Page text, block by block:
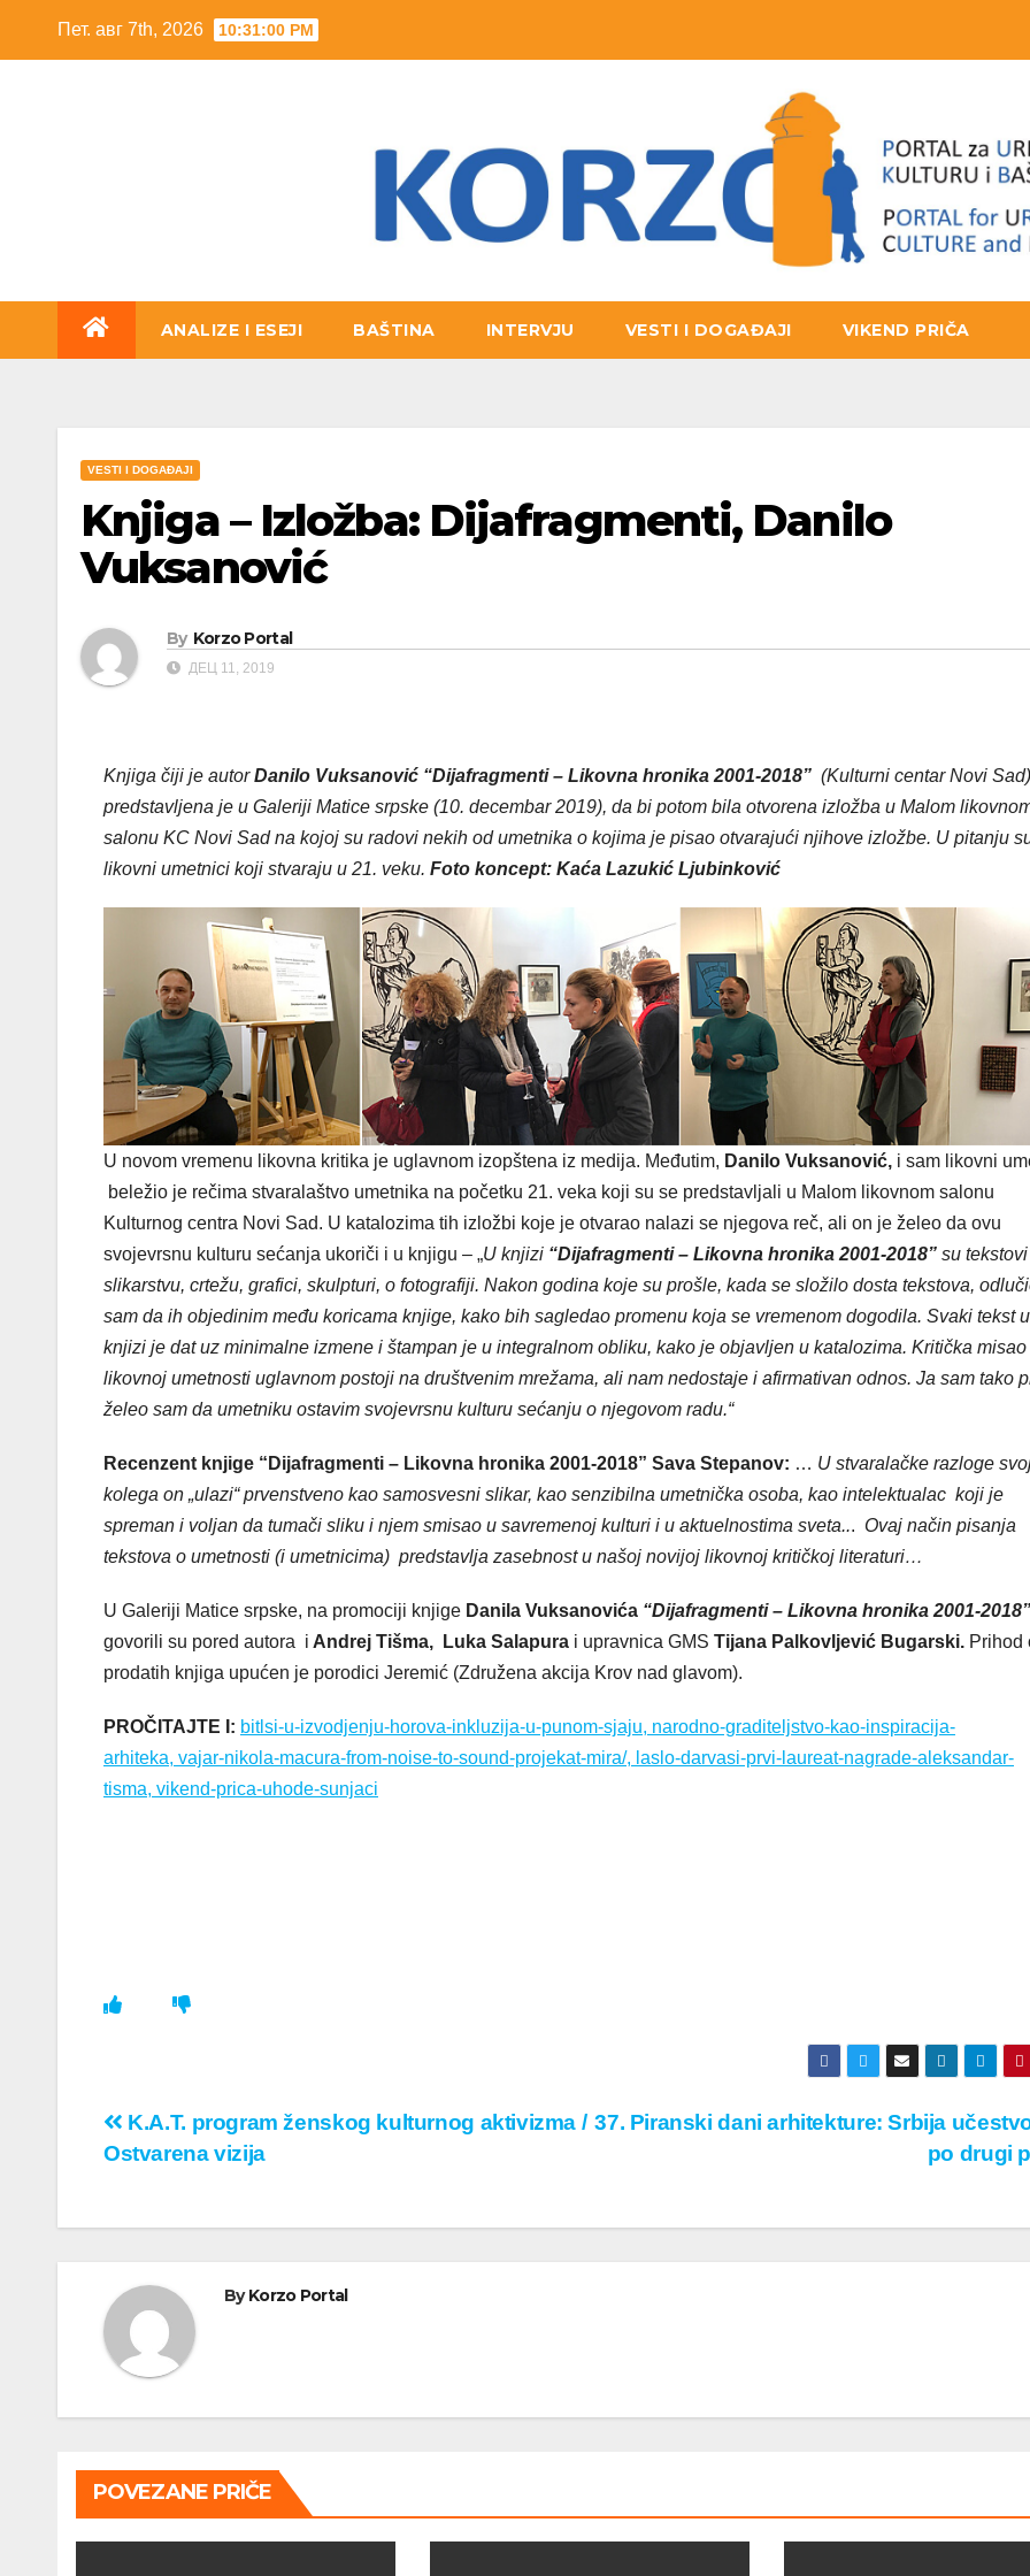
Пет. авг 7th, 2026 10:31:01 PM
ANALIZE I ESEJI BAŠTINA INTERVJU VESTI I DOGAĐAJI VIKEND PRIČA
VESTI I DOGAĐAJI
Knjiga – Izložba: Dijafragmenti, Danilo
Vuksanović
By Korzo Portal
ДЕЦ 11, 2019
Knjiga čiji je autorDanilo Vuksanović “Dijafragmenti – Likovna hronika 2001-2018” (Kulturni centar Novi Sad)
predstavljena je u Galeriji Matice srpske (10. decembar 2019), da bi potom bila otvorena izložba u Malom
salonu KC Novi Sad na kojoj su radovi nekih od umetnika o kojima je pisao otvarajući njihove izložbe. U pitanju
likovni umetnici koji stvaraju u 21. veku. Foto koncept: Kaća Lazukić Ljubinković
U novom vremenu likovna kritika je uglavnom izopštena iz medija. Međutim, Danilo Vuksanović, i sam likovni
beležio je rečima stvaralaštvo umetnika na početku 21. veka koji su se predstavljali u Malom likovnom salonu
Kulturnog centra Novi Sad. U katalozima tih izložbi koje je otvarao nalazi se njegova reč, ali on je želeo da ovu
svojevrsnu kulturu sećanja ukoriči i u knjigu – „U knjizi “Dijafragmenti – Likovna hronika 2001-2018” su
slikarstvu, crtežu, grafici, skulpturi, o fotografiji. Nakon godina koje su prošle, kada se složilo dosta tekstova,
sam da ih objedinim među koricama knjige, kako bih sagledao promenu koja se vremenom dogodila. Svaki tekst u
knjizi je dat uz minimalne izmene i štampan je u integralnom obliku, kako je objavljen u katalozima. Kritička misao
likovnoj umetnosti uglavnom postoji na društvenim mrežama, ali nam nedostaje i afirmativan odnos. Ja sam tako
želeo sam da umetniku ostavim svojevrsnu kulturu sećanju o njegovom radu.“
Recenzent knjige “Dijafragmenti – Likovna hronika 2001-2018” Sava Stepanov: … U stvaralačke razloge
kolega on „ulazi“ prvenstveno kao samosvesni slikar, kao senzibilna umetnička osoba, kao intelektualac koji je
spreman i voljan da tumači sliku i njem smisao u savremenoj kulturi i u aktuelnostima sveta... Ovaj način pisanja
tekstova o umetnosti (i umetnicima) predstavlja zasebnost u našoj novijoj likovnoj kritičkoj literaturi…
U Galeriji Matice srpske, na promociji knjige Danila Vuksanovića “Dijafragmenti – Likovna hronika 2001-2018”
govorili su pored autora i Andrej Tišma, Luka Salapura i upravnica GMS Tijana Palkovljević Bugarski. Prihod
prodatih knjiga upućen je porodici Jeremić (Združena akcija Krov nad glavom).
PROČITAJTE I: bitlsi-u-izvodjenju-horova-inkluzija-u-punom-sjaju, narodno-graditeljstvo-kao-inspiracija-
arhiteka, vajar-nikola-macura-from-noise-to-sound-projekat-mira/, laslo-darvasi-prvi-laureat-nagrade-aleksandar-
tisma, vikend-prica-uhode-sunjaci
Кретање
37. Piranski dani arhitekture: Srbija
po drugi
K.A.T. program ženskog kulturnog aktivizma /
Ostvarena vizija
ByKorzo Portal
POVEZANE PRIČE